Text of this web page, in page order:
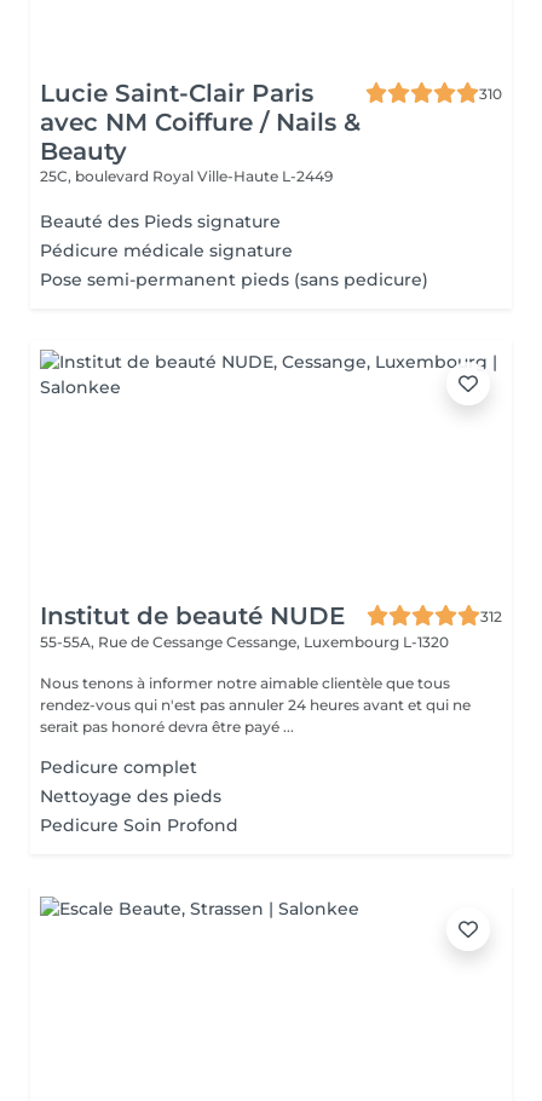
Lucie Saint-Clair Paris
avec NM Coiffure / Nails &
Beauty
310
25C, boulevard Royal Ville-Haute L-2449
Beauté des Pieds signature
Pédicure médicale signature
Pose semi-permanent pieds (sans pedicure)
Institut de beauté NUDE
312
55-55A, Rue de Cessange Cessange, Luxembourg L-1320
Nous tenons à informer notre aimable clientèle que tous
rendez-vous qui n'est pas annuler 24 heures avant et qui ne
serait pas honoré devra être payé ...
Pedicure complet
Nettoyage des pieds
Pedicure Soin Profond